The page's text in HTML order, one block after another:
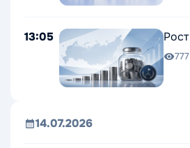
13:05
777
14.07.2026